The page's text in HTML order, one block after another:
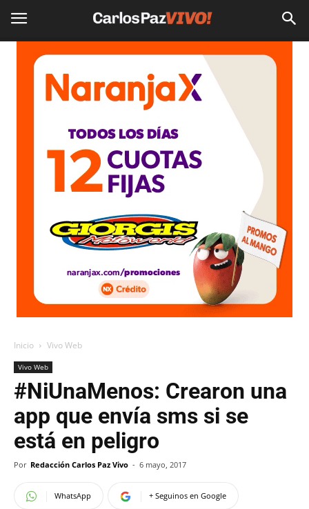
Inicio Vivo Web
Vivo Web
#NiUnaMenos: Crearon una
app que envía sms si se
está en peligro
Por Redacción Carlos Paz Vivo - 6 mayo, 2017
WhatsApp + Seguinos en Google